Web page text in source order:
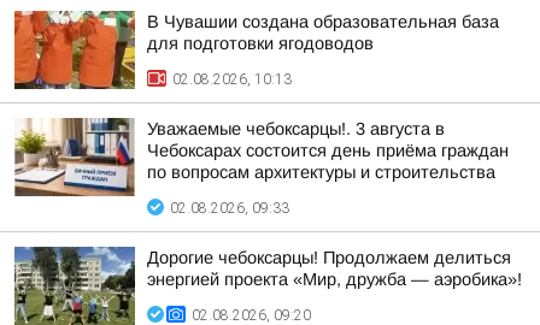
В Чувашии создана образовательная база
для подготовки ягодоводов
02.08.2026, 10:13
Уважаемые чебоксарцы!. 3 августа в
Чебоксарах состоится день приёма граждан
по вопросам архитектуры и строительства
02.08.2026, 09:33
Дорогие чебоксарцы! Продолжаем делиться
энергией проекта «Мир, дружба — аэробика»!
02.08.2026, 09:20